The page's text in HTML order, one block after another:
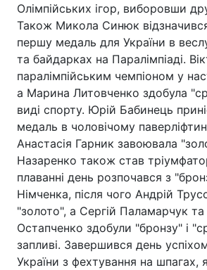
Олімпійських ігор, виборовши
Також Микола Синюк
першу медаль для України в
та байдарках на Паралімпіаді.
паралімпійським чемпіоном у
а Марина Литовченко здобула
виді спорту. Юрій Бабинець
медаль в чоловічому
Анастасія Гарник завоювала
Назаренко також став
плаванні день розпочався з
Німченка, після чого Андрій
"золото", а Сергій Паламарчук
Остапченко здобули "бронзу" і
запливі. Завершився день
України з фехтування на шпагах,